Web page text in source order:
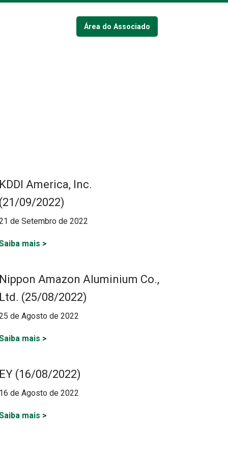
Área do Associado
America, Inc.
09/2022)
de Setembro de 2022
mais >
Amazon Aluminium Co.,
(25/08/2022)
de Agosto de 2022
mais >
(16/08/2022)
de Agosto de 2022
mais >